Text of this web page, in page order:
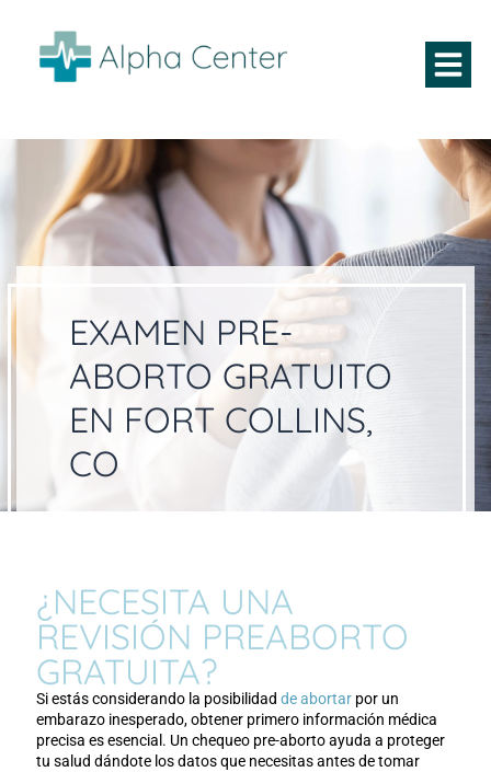
EXAMEN PRE-
ABORTO GRATUITO
EN FORT COLLINS,
CO
¿NECESITA UNA
REVISIÓN PREABORTO
GRATUITA?
Si estás considerando la posibilidad de abortar por un
embarazo inesperado, obtener primero información médica
precisa es esencial. Un chequeo pre-aborto ayuda a proteger
tu salud dándote los datos que necesitas antes de tomar